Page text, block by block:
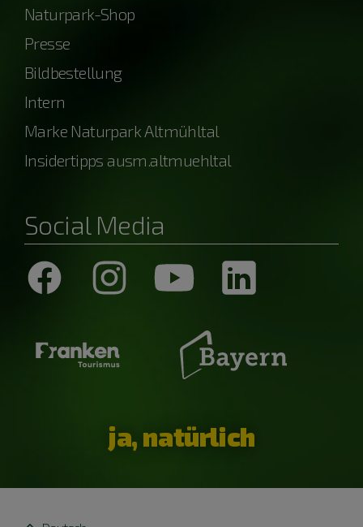
Naturpark-Shop
Presse
Bildbestellung
Intern
Marke Naturpark Altmühltal
Insidertipps ausm.altmuehltal
Social Media
ja, natürlich